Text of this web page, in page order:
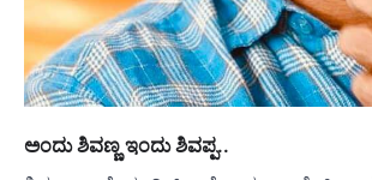
ಅಂದು ಶಿವಣ್ಣ ಇಂದು ಶಿವಪ್ಪ..